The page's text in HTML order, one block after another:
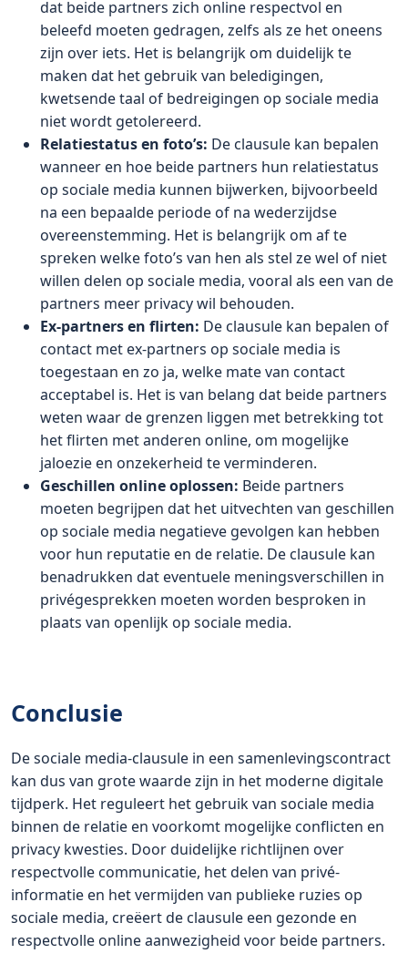
dat beide partners zich online respectvol en
beleefd moeten gedragen, zelfs als ze het oneens
zijn over iets. Het is belangrijk om duidelijk te
maken dat het gebruik van beledigingen,
kwetsende taal of bedreigingen op sociale media
niet wordt getolereerd.
Relatiestatus en foto’s: De clausule kan bepalen
wanneer en hoe beide partners hun relatiestatus
op sociale media kunnen bijwerken, bijvoorbeeld
na een bepaalde periode of na wederzijdse
overeenstemming. Het is belangrijk om af te
spreken welke foto’s van hen als stel ze wel of niet
willen delen op sociale media, vooral als een van de
partners meer privacy wil behouden.
Ex-partners en flirten: De clausule kan bepalen of
contact met ex-partners op sociale media is
toegestaan en zo ja, welke mate van contact
acceptabel is. Het is van belang dat beide partners
weten waar de grenzen liggen met betrekking tot
het flirten met anderen online, om mogelijke
jaloezie en onzekerheid te verminderen.
Geschillen online oplossen: Beide partners
moeten begrijpen dat het uitvechten van geschillen
op sociale media negatieve gevolgen kan hebben
voor hun reputatie en de relatie. De clausule kan
benadrukken dat eventuele meningsverschillen in
privégesprekken moeten worden besproken in
plaats van openlijk op sociale media.
Conclusie
De sociale media-clausule in een samenlevingscontract
kan dus van grote waarde zijn in het moderne digitale
tijdperk. Het reguleert het gebruik van sociale media
binnen de relatie en voorkomt mogelijke conflicten en
privacy kwesties. Door duidelijke richtlijnen over
respectvolle communicatie, het delen van privé-
informatie en het vermijden van publieke ruzies op
sociale media, creëert de clausule een gezonde en
respectvolle online aanwezigheid voor beide partners.